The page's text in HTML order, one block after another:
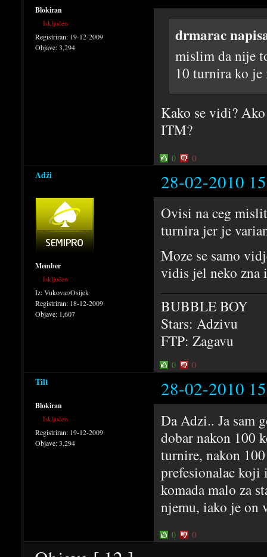
Blokiran
Isključen
Registriran: 19-12-2009
Objave:3,294
drmarac
mislim da nije
10 turnira ko
Kako se vidi?
ITM?
0 0
Adži 28-02-2010
Member
Isključen
Iz:Vukovar/Osijek
Registriran: 18-12-2009
Objave: 1,607
Ovisi na ceg
turnira jer je
Moze se samo
vidis jel neko zna
BUBBLE BOY
Stars: Adzivu
FTP: Zagavu
0 0
Tilt 28-02-2010
Blokiran
Isključen
Registriran: 19-12-2009
Objave:3,294
Da Adzi.. Ja sam
dobar nakon 100
turnire, nakon
prefesionalac koji
komada malo za
njemu, iako je
0 0